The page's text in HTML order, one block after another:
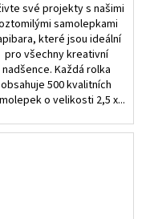
své projekty s našimi
samolepkami
které jsou ideální
pro všechny kreativní
nadšence. Každá rolka
obsahuje 500 kvalitních
o velikosti 2,5 x...